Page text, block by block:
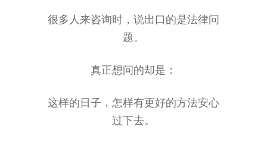
很多人来咨询时，说出口的是法律问
题。
真正想问的却是：
这样的日子，怎样有更好的方法安心
过下去。